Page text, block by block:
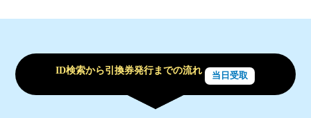
ID検索から引換券発行までの流れ 当日受取